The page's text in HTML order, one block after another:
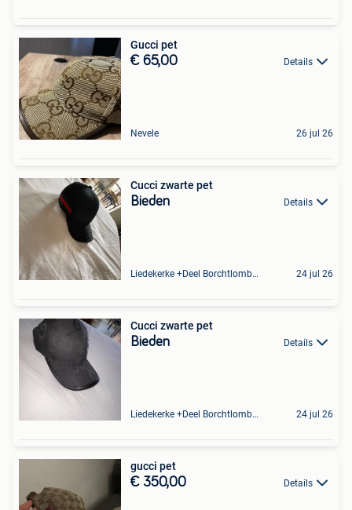
Gucci pet
€ 65,00 Details
Nevele 26 jul 26
Cucci zwarte pet
Bieden Details
Liedekerke +Deel Borchtlombeek 24 jul 26
Cucci zwarte pet
Bieden Details
Liedekerke +Deel Borchtlombeek 24 jul 26
gucci pet
€ 350,00 Details